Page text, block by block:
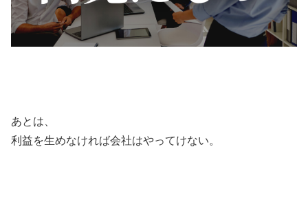
あとは、
利益を生めなければ会社はやってけない。